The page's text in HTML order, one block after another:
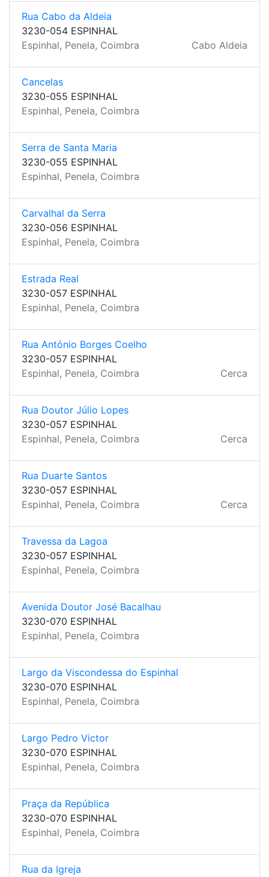
Rua Cabo da Aldeia
3230-054 ESPINHAL
Espinhal, Penela, Coimbra
Cabo Aldeia
Cancelas
3230-055 ESPINHAL
Espinhal, Penela, Coimbra
Serra de Santa Maria
3230-055 ESPINHAL
Espinhal, Penela, Coimbra
Carvalhal da Serra
3230-056 ESPINHAL
Espinhal, Penela, Coimbra
Estrada Real
3230-057 ESPINHAL
Espinhal, Penela, Coimbra
Rua António Borges Coelho
3230-057 ESPINHAL
Espinhal, Penela, Coimbra
Cerca
Rua Doutor Júlio Lopes
3230-057 ESPINHAL
Espinhal, Penela, Coimbra
Cerca
Rua Duarte Santos
3230-057 ESPINHAL
Espinhal, Penela, Coimbra
Cerca
Travessa da Lagoa
3230-057 ESPINHAL
Espinhal, Penela, Coimbra
Avenida Doutor José Bacalhau
3230-070 ESPINHAL
Espinhal, Penela, Coimbra
Largo da Viscondessa do Espinhal
3230-070 ESPINHAL
Espinhal, Penela, Coimbra
Largo Pedro Victor
3230-070 ESPINHAL
Espinhal, Penela, Coimbra
Praça da República
3230-070 ESPINHAL
Espinhal, Penela, Coimbra
Rua da Igreja